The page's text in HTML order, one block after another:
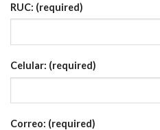
RUC: (required)
Celular: (required)
Correo: (required)